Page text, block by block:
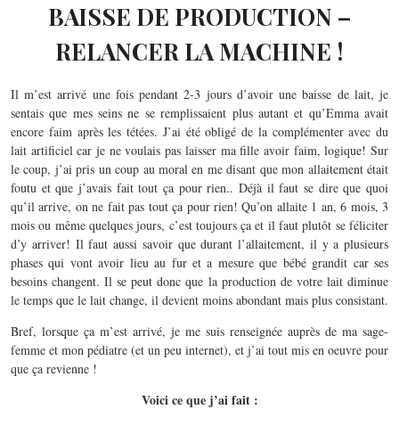
BAISSE DE PRODUCTION –
RELANCER LA MACHINE !
Il m’est arrivé une fois pendant 2-3 jours d’avoir une baisse de lait, je
sentais que mes seins ne se remplissaient plus autant et qu’Emma avait
encore faim après les tétées. J’ai été obligé de la complémenter avec du
lait artificiel car je ne voulais pas laisser ma fille avoir faim, logique! Sur
le coup, j’ai pris un coup au moral en me disant que mon allaitement était
foutu et que j’avais fait tout ça pour rien.. Déjà il faut se dire que quoi
qu’il arrive, on ne fait pas tout ça pour rien! Qu’on allaite 1 an, 6 mois, 3
mois ou même quelques jours, c’est toujours ça et il faut plutôt se féliciter
d’y arriver! Il faut aussi savoir que durant l’allaitement, il y a plusieurs
phases qui vont avoir lieu au fur et a mesure que bébé grandit car ses
besoins changent. Il se peut donc que la production de votre lait diminue
le temps que le lait change, il devient moins abondant mais plus consistant.
Bref, lorsque ça m’est arrivé, je me suis renseignée auprès de ma sage-
femme et mon pédiatre (et un peu internet), et j’ai tout mis en oeuvre pour
que ça revienne !
Voici ce que j’ai fait :